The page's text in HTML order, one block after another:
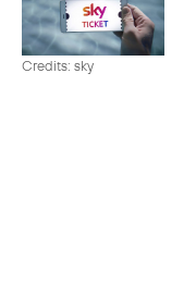
Credits: sky